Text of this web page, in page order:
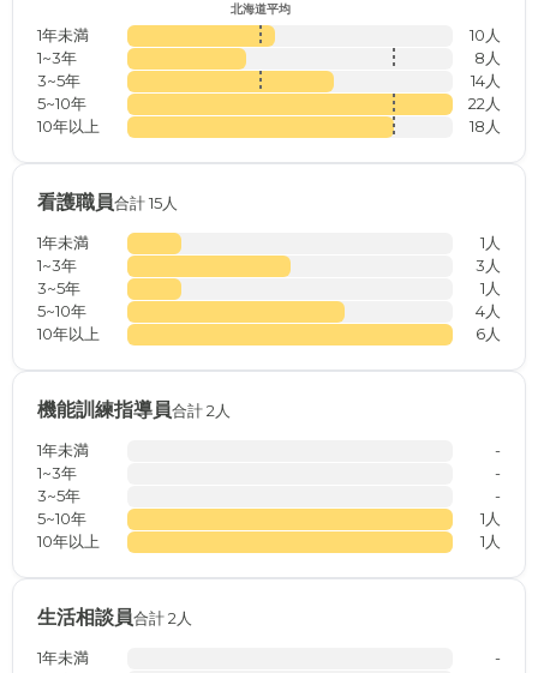
北海道平均
1年未満
10人
1~3年
8人
3~5年
14人
5~10年
22人
10年以上
18人
看護職員合計 15人
1年未満
1人
1~3年
3人
3~5年
1人
5~10年
4人
10年以上
6人
機能訓練指導員合計 2人
1年未満
-
1~3年
-
3~5年
-
5~10年
1人
10年以上
1人
生活相談員合計 2人
1年未満
-